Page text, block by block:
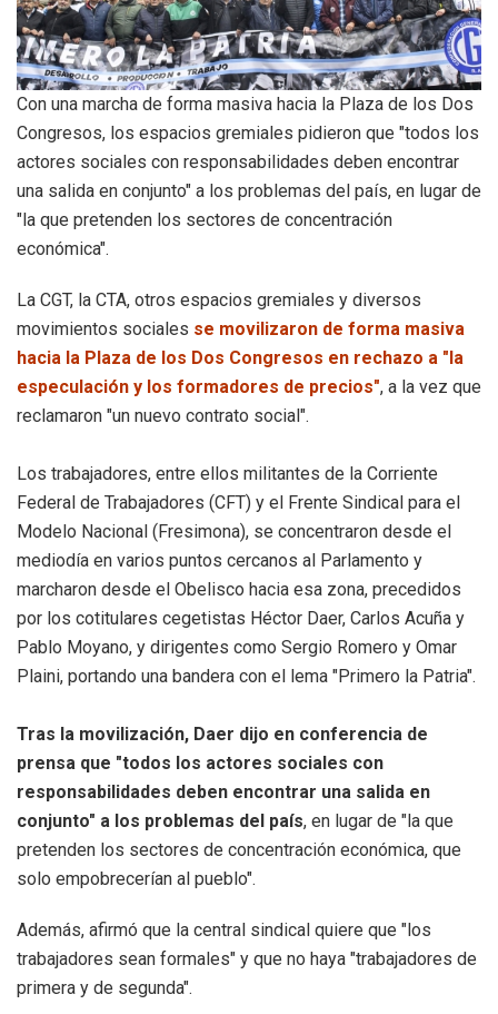
Con una marcha de forma masiva hacia la Plaza de los Dos
Congresos, los espacios gremiales pidieron que "todos los
actores sociales con responsabilidades deben encontrar
una salida en conjunto" a los problemas del país, en lugar de
"la que pretenden los sectores de concentración
económica".
La CGT, la CTA, otros espacios gremiales y diversos
movimientos sociales se movilizaron de forma masiva
hacia la Plaza de los Dos Congresos en rechazo a "la
especulación y los formadores de precios", a la vez que
reclamaron "un nuevo contrato social".
Los trabajadores, entre ellos militantes de la Corriente
Federal de Trabajadores (CFT) y el Frente Sindical para el
Modelo Nacional (Fresimona), se concentraron desde el
mediodía en varios puntos cercanos al Parlamento y
marcharon desde el Obelisco hacia esa zona, precedidos
por los cotitulares cegetistas Héctor Daer, Carlos Acuña y
Pablo Moyano, y dirigentes como Sergio Romero y Omar
Plaini, portando una bandera con el lema "Primero la Patria".
Tras la movilización, Daer dijo en conferencia de
prensa que "todos los actores sociales con
responsabilidades deben encontrar una salida en
conjunto" a los problemas del país, en lugar de "la que
pretenden los sectores de concentración económica, que
solo empobrecerían al pueblo".
Además, afirmó que la central sindical quiere que "los
trabajadores sean formales" y que no haya "trabajadores de
primera y de segunda".